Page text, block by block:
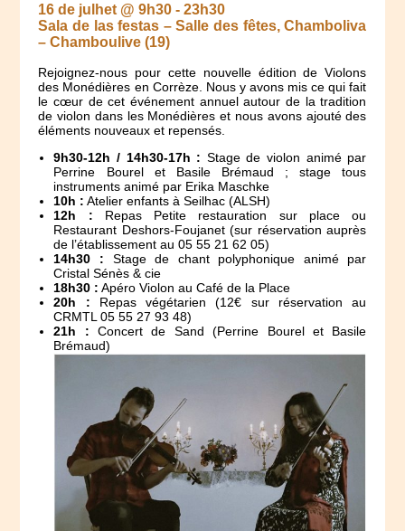
16 de julhet @ 9h30 -23h30
Sala de las festas – Salle des fêtes, Chamboliva
– Chamboulive (19)
Rejoignez-nous pour cette nouvelle édition de Violons
des Monédières en Corrèze. Nous y avons mis ce qui fait
le cœur de cet événement annuel autour de la tradition
de violon dans les Monédières et nous avons ajouté des
éléments nouveaux et repensés.
9h30-12h / 14h30-17h : Stage de violon animé par
Perrine Bourel et Basile Brémaud ; stage tous
instruments animé par Erika Maschke
10h : Atelier enfants à Seilhac (ALSH)
12h : Repas Petite restauration sur place ou
Restaurant Deshors-Foujanet (sur réservation auprès
de l’établissement au 05 55 21 62 05)
14h30 : Stage de chant polyphonique animé par
Cristal Sénès & cie
18h30 : Apéro Violon au Café de la Place
20h : Repas végétarien (12€ sur réservation au
CRMTL 05 55 27 93 48)
21h : Concert de Sand (Perrine Bourel et Basile
Brémaud)